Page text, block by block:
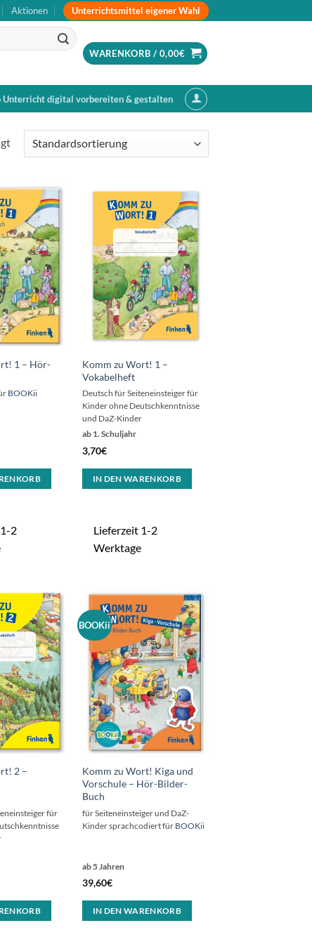
Aktionen Unterrichtsmittel eigener Wahl
WARENKORB / 0,00€
Unterricht digital vorbereiten & gestalten
1 – Hör-
BOOKii
2
Komm zu Wort! 1 –
Vokabelheft
ab 1. Schuljahr
3,70€
Deutsch für Seiteneinsteiger für
Kinder ohne Deutschkenntnisse
und DaZ-Kinder
IN DEN WARENKORB
Lieferzeit 1-2
Werktage
2 –
für
BOOKii
Komm zu Wort! Kiga und
Vorschule – Hör-Bilder-
Buch
ab 5 Jahren
39,60€
für Seiteneinsteiger und DaZ-
Kinder sprachcodiert für BOOKii
IN DEN WARENKORB